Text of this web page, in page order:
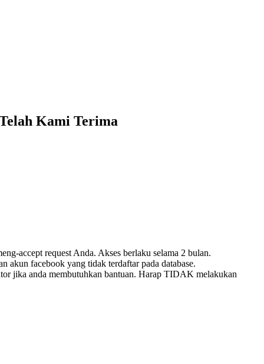
Kami Terima
accept request Anda. Akses berlaku selama 2 bulan.
akun facebook yang tidak terdaftar pada database.
jika anda membutuhkan bantuan. Harap TIDAK melakukan